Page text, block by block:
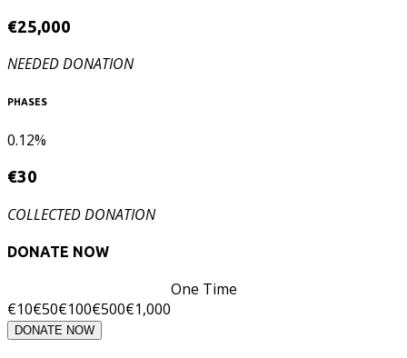
€25,000
NEEDED DONATION
PHASES
0.12%
€30
COLLECTED DONATION
DONATE NOW
One Time
€10€50€100€500€1,000
DONATE NOW